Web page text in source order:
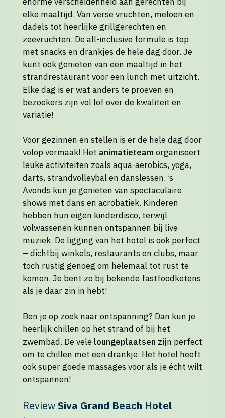
elke maaltijd. Van verse vruchten, meloen en
dadels tot heerlijke grillgerechten en
zeevruchten. De all-inclusive formule is top
met snacks en drankjes de hele dag door. Je
kunt ook genieten van een maaltijd in het
strandrestaurant voor een lunch met uitzicht.
Elke dag is er wat anders te proeven en
bezoekers zijn vol lof over de kwaliteit en
variatie!
Voor gezinnen en stellen is er de hele dag door
volop vermaak! Het animatieteam organiseert
leuke activiteiten zoals aqua-aerobics, yoga,
darts, strandvolleybal en danslessen. ’s
Avonds kun je genieten van spectaculaire
shows met dans en acrobatiek. Kinderen
hebben hun eigen kinderdisco, terwijl
volwassenen kunnen ontspannen bij live
muziek. De ligging van het hotel is ook perfect
– dichtbij winkels, restaurants en clubs, maar
toch rustig genoeg om helemaal tot rust te
komen. Je bent zo bij bekende fastfoodketens
als je daar zin in hebt!
Ben je op zoek naar ontspanning? Dan kun je
heerlijk chillen op het strand of bij het
zwembad. De vele loungeplaatsen zijn perfect
om te chillen met een drankje. Het hotel heeft
ook super goede massages voor als je écht wilt
ontspannen!
Review Siva Grand Beach Hotel